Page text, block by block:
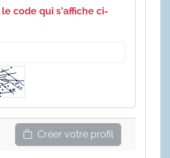
le code qui s'affiche ci-
Créer votre profil